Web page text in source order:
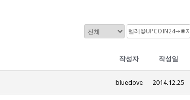
작성자 작성일
bluedove 2014.12.25